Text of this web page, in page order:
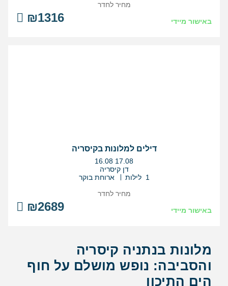
באישור מיידי ₪1316
מחיר לחדר
דילים למלונות בקיסריה
בין
התאריכים,
16.08 17.08
דן קיסריה
1 לילות
ארוחת בוקר
באישור מיידי ₪2689
מחיר לחדר
מלונות בנתניה קיסריה
והסביבה: נופש מושלם על חוף
הים התיכון